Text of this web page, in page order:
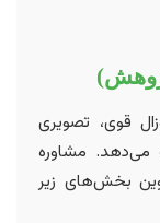
قوی، تصویری
می‌دهد. مشاوره
بخش‌های زیر